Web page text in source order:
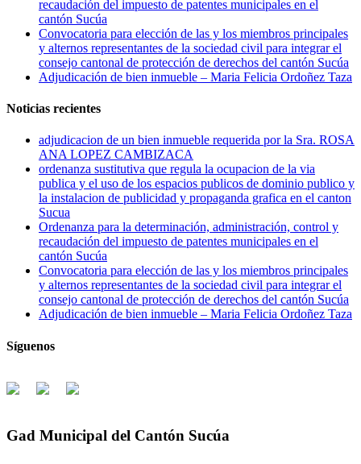
recaudación del impuesto de patentes municipales en el
cantón Sucúa
Convocatoria para elección de las y los miembros principales
y alternos representantes de la sociedad civil para integrar el
consejo cantonal de protección de derechos del cantón Sucúa
Adjudicación de bien inmueble – Maria Felicia Ordoñez Taza
Noticias recientes
adjudicacion de un bien inmueble requerida por la Sra. ROSA
ANA LOPEZ CAMBIZACA
ordenanza sustitutiva que regula la ocupacion de la via
publica y el uso de los espacios publicos de dominio publico y
la instalacion de publicidad y propaganda grafica en el canton
Sucua
Ordenanza para la determinación, administración, control y
recaudación del impuesto de patentes municipales en el
cantón Sucúa
Convocatoria para elección de las y los miembros principales
y alternos representantes de la sociedad civil para integrar el
consejo cantonal de protección de derechos del cantón Sucúa
Adjudicación de bien inmueble – Maria Felicia Ordoñez Taza
Síguenos
Gad Municipal del Cantón Sucúa